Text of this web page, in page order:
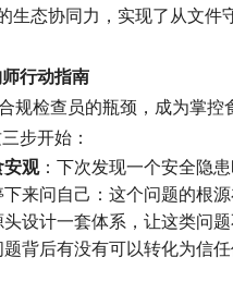
生态协同力，实现了从文件
行动指南
规检查员的瓶颈，成为掌控
步开始：
安观：下次发现一个安全隐
来问自己：这个问题的根源
设计一套体系，让这类问
背后有没有可以转化为信